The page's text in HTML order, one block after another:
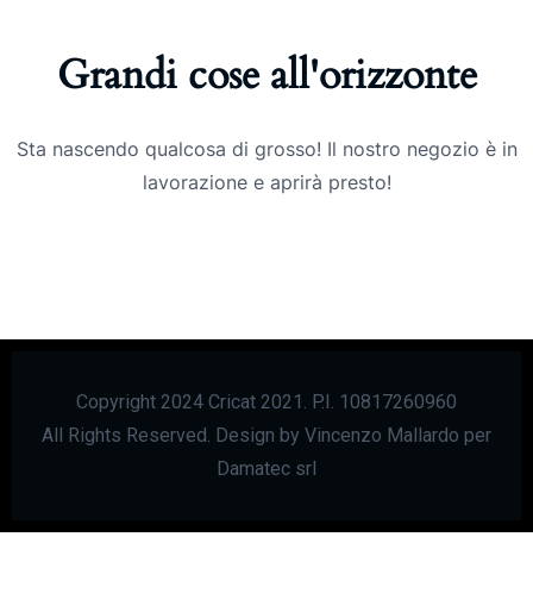
Grandi cose all'orizzonte
Sta nascendo qualcosa di grosso! Il nostro negozio è in
lavorazione e aprirà presto!
Copyright 2024 Cricat 2021. P.I. 10817260960
All Rights Reserved. Design by Vincenzo Mallardo per
Damatec srl